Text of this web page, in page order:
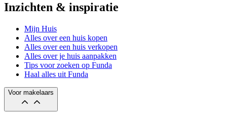
Inzichten & inspiratie
Mijn Huis
Alles over een huis kopen
Alles over een huis verkopen
Alles over je huis aanpakken
Tips voor zoeken op Funda
Haal alles uit Funda
Voor makelaars